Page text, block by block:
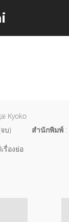
Kyoko
บ) สำนักพิมพ์ :
รื่องย่อ